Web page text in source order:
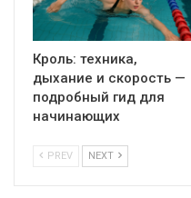
Кроль: техника,
дыхание и скорость —
подробный гид для
начинающих
PREV NEXT